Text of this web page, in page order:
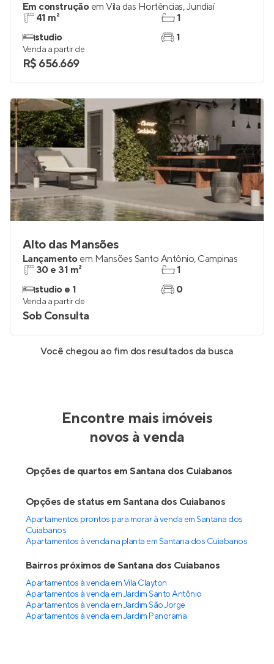
Em construção em Vila das Hortências,Jundiaí
41 m²
studio
1
1
Venda a partir de
R$ 656.669
Alto das Mansões
Lançamento em Mansões Santo Antônio, Campinas
30 e 31 m²
studio e 1
1
0
Venda a partir de
Sob Consulta
Você chegou ao fim dos resultados da busca
Encontre mais imóveis
novos à venda
Opções de quartos em Santana dos Cuiabanos
Opções de status em Santana dos Cuiabanos
Apartamentos prontos para morar à venda em Santana dos
Cuiabanos
Apartamentos à venda na planta em Santana dos Cuiabanos
Bairros próximos de Santana dos Cuiabanos
Apartamentos à venda em Vila Clayton
Apartamentos à venda em Jardim Santo Antônio
Apartamentos à venda em Jardim São Jorge
Apartamentos à venda em Jardim Panorama